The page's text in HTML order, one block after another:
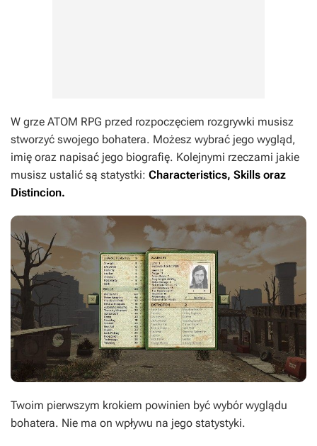
W grze ATOM RPG przed rozpoczęciem rozgrywki musisz
stworzyć swojego bohatera. Możesz wybrać jego wygląd,
imię oraz napisać jego biografię. Kolejnymi rzeczami jakie
musisz ustalić są statystki: Characteristics, Skills oraz
Distincion.
Twoim pierwszym krokiem powinien być wybór wyglądu
bohatera. Nie ma on wpływu na jego statystyki.